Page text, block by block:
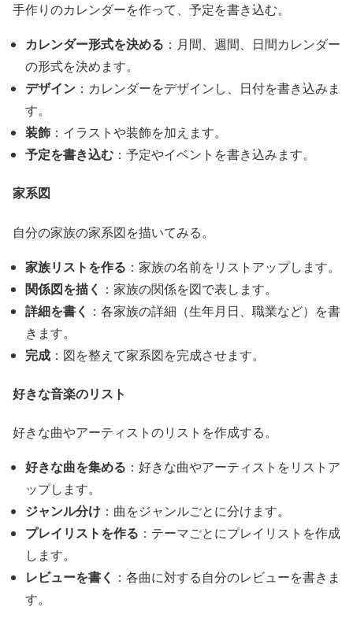
手作りのカレンダーを作って、予定を書き込む。
カレンダー形式を決める ：月間、週間、日間カレンダー
の形式を決めます。
デザイン ：カレンダーをデザインし、日付を書き込みま
す。
装飾 ：イラストや装飾を加えます。
予定を書き込む ：予定やイベントを書き込みます。
家系図
自分の家族の家系図を描いてみる。
家族リストを作る ：家族の名前をリストアップします。
関係図を描く ：家族の関係を図で表します。
詳細を書く ：各家族の詳細（生年月日、職業など）を書
きます。
完成 ：図を整えて家系図を完成させます。
好きな音楽のリスト
好きな曲やアーティストのリストを作成する。
好きな曲を集める ：好きな曲やアーティストをリストア
ップします。
ジャンル分け ：曲をジャンルごとに分けます。
プレイリストを作る ：テーマごとにプレイリストを作成
します。
レビューを書く ：各曲に対する自分のレビューを書きま
す。